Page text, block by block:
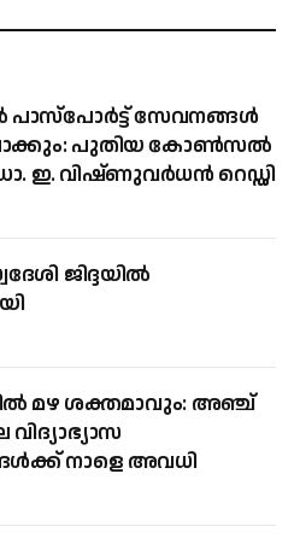
സേവനങ്ങൾ
പുതിയ കോൺസൽ
ഇ. വിഷ്ണുവർധൻ റെഡ്ഡി
ജിദ്ദയിൽ
മഴ ശക്തമാവും: അഞ്ച്
വിദ്യാഭ്യാസ
നാളെ അവധി